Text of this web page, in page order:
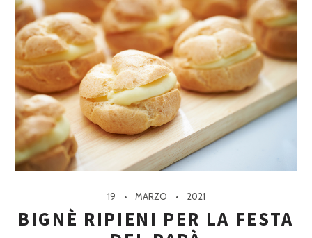
19 MARZO 2021
BIGNÈ RIPIENI PER LA FESTA